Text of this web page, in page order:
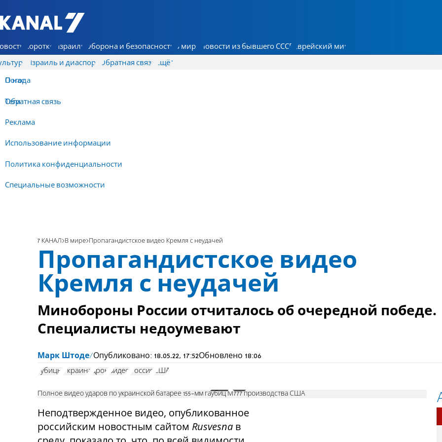
7 КАНАЛ - Аруц Шева
Коротко Израиль Оборона и безопасность В мире Новости из бывшего СССР Еврейский мир
Израиль и диаспора Обратная связь
О нас
Обратная связь
Реклама
Использование информации
Политика конфиденциальности
Специальные возможности
Ещё
Погода
Теги
7 КАНАЛ В мире Пропагандистское видео Кремля с неудачей
Пропагандистское видео
Кремля с неудачей
Минобороны России отчиталось об очередной победе.
Специалисты недоумевают
Марк Штоде Опубликовано: 18.05.22, 17:52Обновлено 18:06
губицы Украина дрон видео Россия США
Полное видео ударов по украинской батарее 155-мм гаубиц М777 производства США
Неподтвержденное видео, опубликованное
российским новостным сайтом Rusvesna в